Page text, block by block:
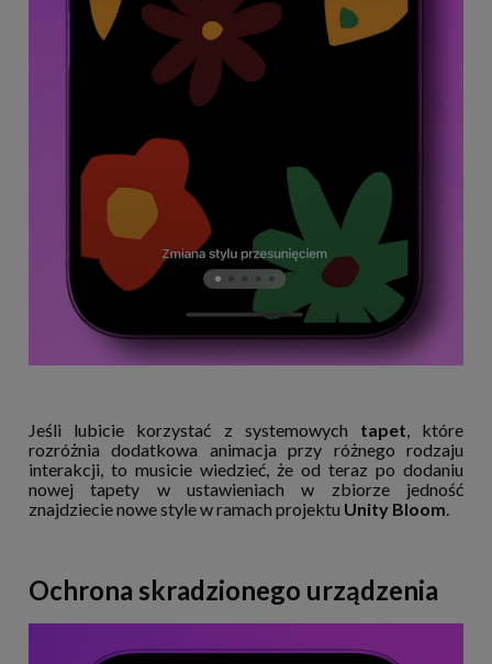
Jeśli lubicie korzystać z systemowych tapet, które
rozróżnia dodatkowa animacja przy różnego rodzaju
interakcji, to musicie wiedzieć, że od teraz po dodaniu
nowej tapety w ustawieniach w zbiorze jedność
znajdziecie nowe style w ramach projektu Unity Bloom.
Ochrona skradzionego urządzenia